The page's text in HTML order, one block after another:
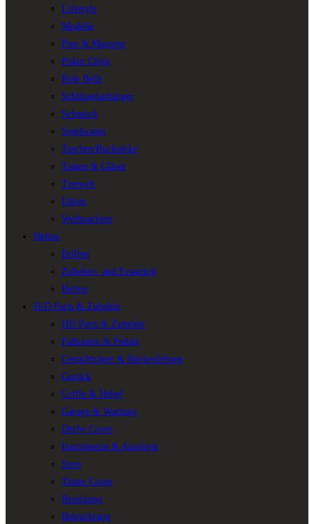
Lifestyle
Modelle
Pins & Magnete
Poker Chips
Ride Bells
Schlüsselanhänger
Schmuck
Spielwaren
Taschen/Rucksäcke
Tassen & Gläser
Tierwelt
Uhren
Weihnachten
Helme
Brillen
Zubehör- und Ersatzteil
Helme
H-D Parts & Zubehör
HD Parts & Zubehör
Fußrasten & Pedale
Gepäckträger & Rückenlehnen
Gepäck
Griffe & Hebel
Garage & Wartung
Derby Cover
Instrumente & Anzeigen
Sitze
Timer Cover
Reinigung
Beleuchtung